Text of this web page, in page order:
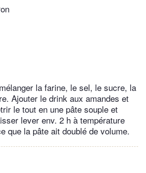
la farine, le sel, le sucre, la
Ajouter le drink aux amandes et
le tout en une pâte souple et
lever env. 2 h à température
que la pâte ait doublé de volume.